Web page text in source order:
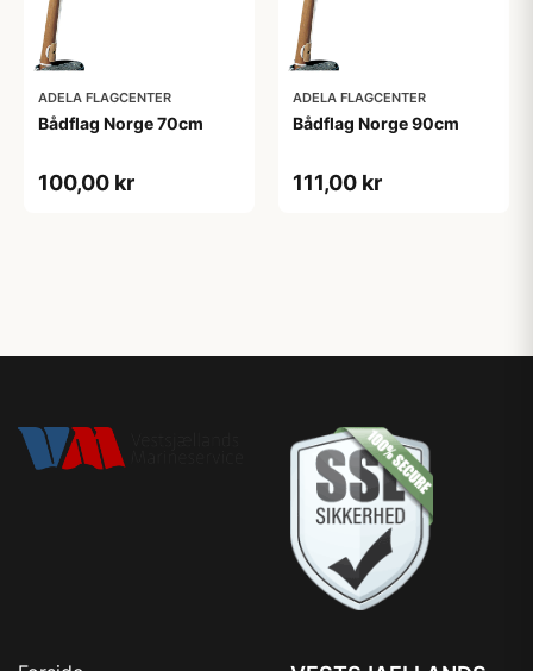
ADELA FLAGCENTER
Bådflag Norge 70cm
100,00 kr
ADELA FLAGCENTER
Bådflag Norge 90cm
111,00 kr